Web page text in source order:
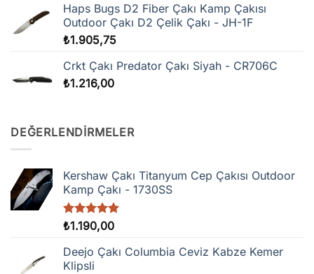
₺1.299,00
-
Haps Bugs D2 Fiber Çakı Kamp Çakısı
Outdoor Çakı D2 Çelik Çakı - JH-1F
₺1.905,75
Crkt Çakı Predator Çakı Siyah - CR706C
₺1.216,00
DEĞERLENDIRMELER
Kershaw Çakı Titanyum Cep Çakısı Outdoor
Kamp Çakı - 1730SS
5 üzerinden
oy
aldı
₺1.190,00
Deejo Çakı Columbia Ceviz Kabze Kemer
Klipsli